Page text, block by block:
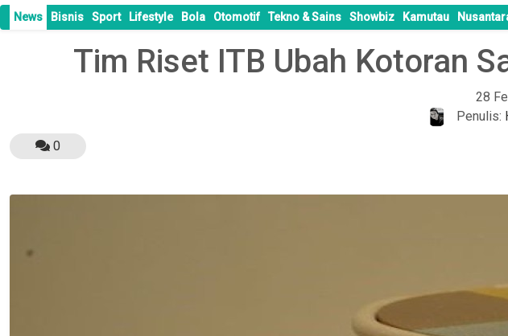
News Bisnis Sport Lifestyle Bola Otomotif Tekno & Sains Showbiz Kamutau
Tim Riset ITB Ubah Kotoran
28
Penulis:
0